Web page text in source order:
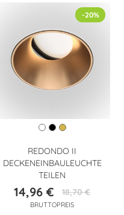
REDONDO II
DECKENEINBAULEUCHTE
TEILEN
Preis
14,96 €Verkaufspreis
18,70 €
BRUTTOPREIS
-20%